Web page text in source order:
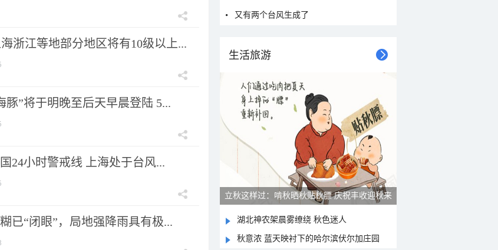
浙江等地部分地区将有10级以上...
豚”将于明晚至后天早晨登陆 5...
24小时警戒线 上海处于台风...
已“闭眼”，局地强降雨具有极...
又有两个台风生成了
生活旅游
立秋这样过：啃秋晒秋贴秋膘 庆祝丰收迎秋来
湖北神农架晨雾缭绕 秋色迷人
秋意浓 蓝天映衬下的哈尔滨伏尔加庄园